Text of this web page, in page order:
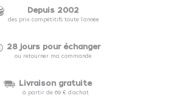
Depuis 2002
des prix compétitifs toute l'année
28 jours pour échanger
ou retourner ma commande
Livraison gratuite
à partir de 69 € d'achat